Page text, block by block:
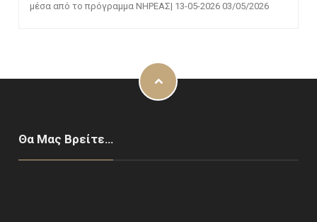
μέσα από το πρόγραμμα ΝΗΡΕΑΣ| 13-05-2026 03/05/2026
Θα Μας Βρείτε…